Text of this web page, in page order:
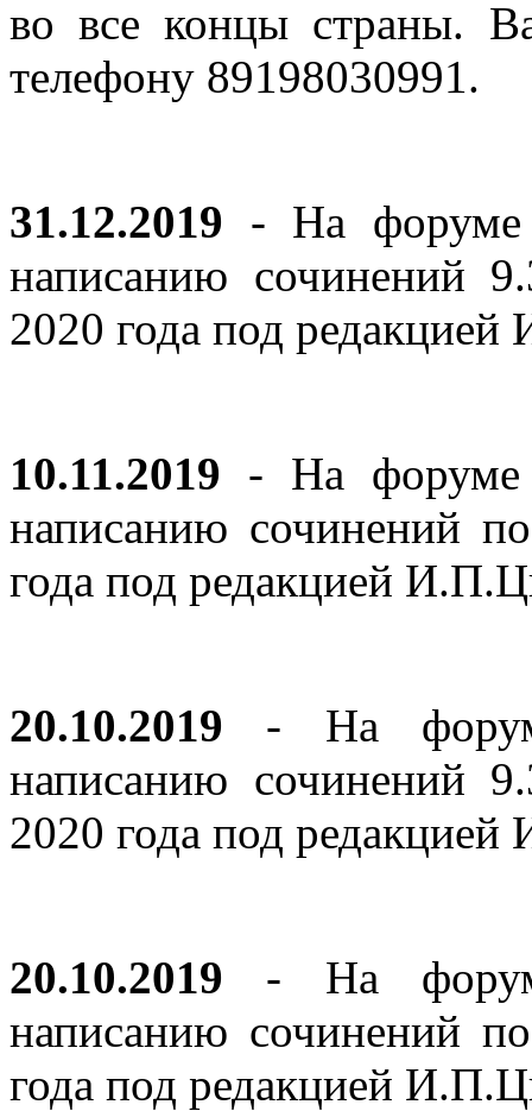
во все концы страны.
телефону 89198030991.
31.12.2019 - На форуме
написанию сочинений
2020 года под
10.11.2019 - На форуме
написанию сочинений
года под редакцией
20.10.2019 - На
написанию сочинений
2020 года под
20.10.2019 - На
написанию сочинений
года под редакцией